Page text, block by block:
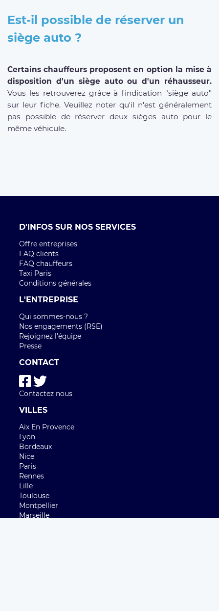
Est-il possible de réserver un
siège auto ?
Certains chauffeurs proposent en option la mise à
disposition d'un siège auto ou d'un réhausseur.
Vous les retrouverez grâce à l'indication "siège auto"
sur leur fiche. Veuillez noter qu'il n'est généralement
pas possible de réserver deux sièges auto pour le
même véhicule.
D'INFOS SUR NOS SERVICES
Offre entreprises
FAQ clients
FAQ chauffeurs
Taxi Paris
Conditions générales
L'ENTREPRISE
Qui sommes-nous ?
Nos engagements (RSE)
Rejoignez l'équipe
Presse
CONTACT
Contactez nous
VILLES
Aix En Provence
Lyon
Bordeaux
Nice
Paris
Rennes
Lille
Toulouse
Montpellier
Marseille